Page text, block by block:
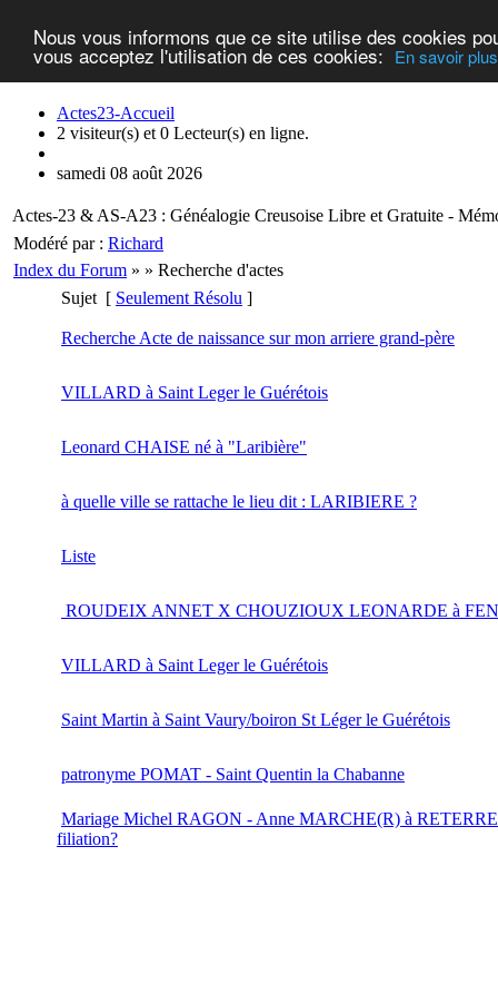
Nous vous informons que ce site utilise des cookies
vous acceptez l'utilisation de ces cookies: En savoir
Actes23-Accueil
2 visiteur(s) et 0 Lecteur(s) en ligne.
samedi 08 août 2026
Actes-23 & AS-A23 : Généalogie Creusoise Libre et Gratuite -
Modéré par : Richard
Index du Forum » » Recherche d'actes
Sujet [ Seulement Résolu ]
Recherche Acte de naissance sur mon arriere grand-père
VILLARD à Saint Leger le Guérétois
Leonard CHAISE né à "Laribière"
à quelle ville se rattache le lieu dit : LARIBIERE ?
Liste
ROUDEIX ANNET X CHOUZIOUX LEONARDE à
VILLARD à Saint Leger le Guérétois
Saint Martin à Saint Vaury/boiron St Léger le Guérétois
patronyme POMAT - Saint Quentin la Chabanne
Mariage Michel RAGON - Anne MARCHE(R) à
filiation?